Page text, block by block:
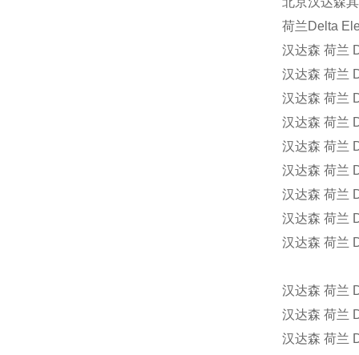
荷兰Delta
汉达森 荷兰
汉达森 荷兰
汉达森 荷兰
汉达森 荷兰
汉达森 荷兰
汉达森 荷兰
汉达森 荷兰
汉达森 荷兰
汉达森 荷兰
汉达森 荷兰
汉达森 荷兰
汉达森 荷兰